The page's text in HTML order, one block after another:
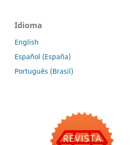
Idioma
English
Español (España)
Português (Brasil)